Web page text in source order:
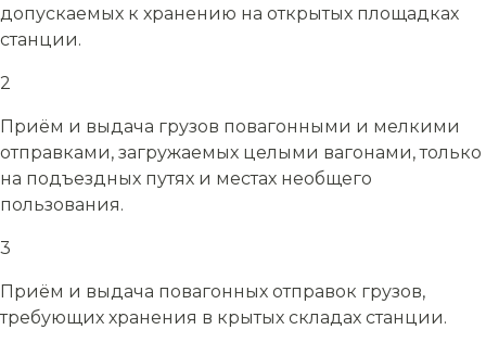
допускаемых к хранению на открытых площадках
станции.
2
Приём и выдача грузов повагонными и мелкими
отправками, загружаемых целыми вагонами, только
на подъездных путях и местах необщего
пользования.
3
Приём и выдача повагонных отправок грузов,
требующих хранения в крытых складах станции.